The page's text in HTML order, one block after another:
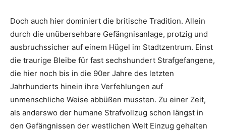
Doch auch hier dominiert die britische Tradition. Allein
durch die unübersehbare Gefängnisanlage, protzig und
ausbruchssicher auf einem Hügel im Stadtzentrum. Einst
die traurige Bleibe für fast sechshundert Strafgefangene,
die hier noch bis in die 90er Jahre des letzten
Jahrhunderts hinein ihre Verfehlungen auf
unmenschliche Weise abbüßen mussten. Zu einer Zeit,
als anderswo der humane Strafvollzug schon längst in
den Gefängnissen der westlichen Welt Einzug gehalten